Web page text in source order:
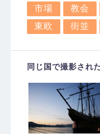
市場
教会
東欧
街並
同じ国で撮影され